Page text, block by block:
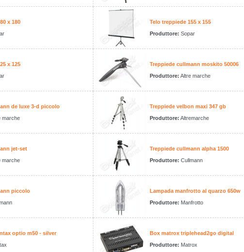
x 180
Telo treppiede 155 x 155
Produttore: Sopar
x 125
Treppiede cullmann moskito 50006
Produttore: Altre marche
de luxe 3-d piccolo
marche
Treppiede velbon maxi 347 gb
Produttore: Altremarche
jet-set
marche
Treppiede cullmann alpha 1500
Produttore: Cullmann
piccolo
Lampada manfrotto al quarzo 650w
Produttore: Manfrotto
optio m50 - silver
Box matrox triplehead2go digital
Produttore: Matrox